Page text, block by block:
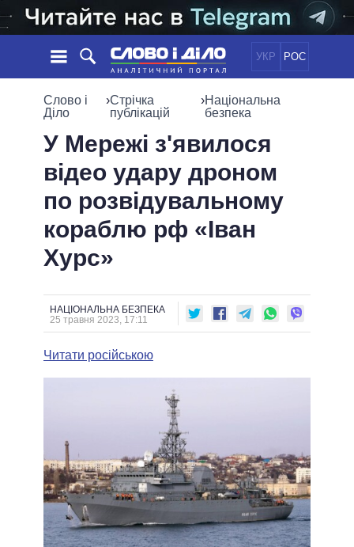
УКР РОС
НОВИНИ
СТРІЧКА
СТАТТІ
ДУМКИ
ОГЛЯДИ
ДАЙДЖЕСТИ
СУСПІЛЬСТВО
СВІТ
ОБIЦЯНКИ
ПОЛIТИКИ
УСІ ПОЛІТИКИ
ПРЕЗИДЕНТ І ОФІС
ВЕРХОВНА РАДА
КАБІНЕТ МІНІСТРІВ
ГОЛОВИ ОБЛАДМІНІСТРАЦІЙ
МЕРИ МІСТ
ІНФОГРАФІКА
ВІДЕО
ПОРІВНЯННЯ ПОЛІТИКІВ
Слово і
Діло
›Стрічка
публікацій
›Національна
безпека
У Мережі з'явилося
відео удару дроном
по розвідувальному
кораблю рф «Іван
Хурс»
НАЦІОНАЛЬНА БЕЗПЕКА
25 травня 2023, 17:11
Читати російською